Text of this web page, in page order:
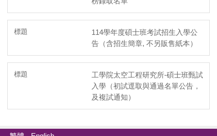
114學年度碩士班考試招生入學公
告（含招生簡章, 不另販售紙本）
工學院太空工程研究所-碩士班甄試
入學（初試逕取與通過名單公告，
及複試通知）